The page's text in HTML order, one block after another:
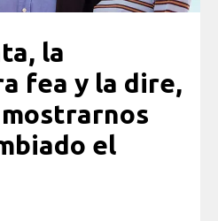
la
fea y la dire,
el